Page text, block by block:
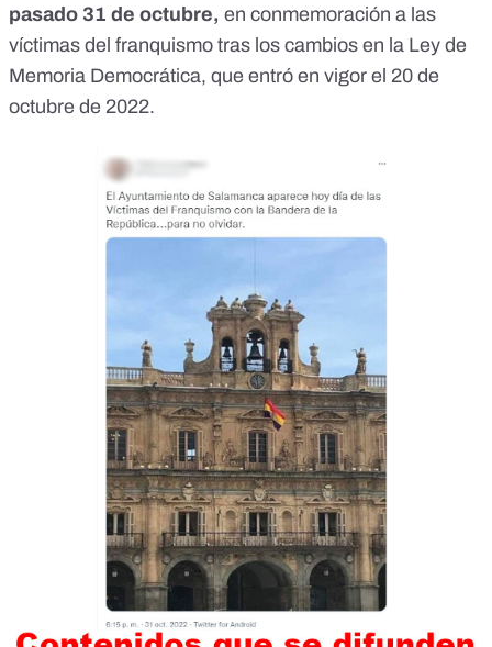
pasado 31 de octubre, en conmemoración a las
víctimas del franquismo tras los cambios en la Ley de
Memoria Democrática, que entró en vigor el 20 de
octubre de 2022.